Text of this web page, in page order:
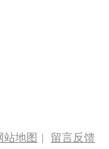
站地图 | 留言反馈